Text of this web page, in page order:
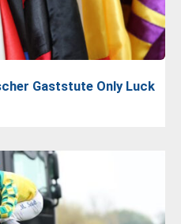
Gaststute Only Luck